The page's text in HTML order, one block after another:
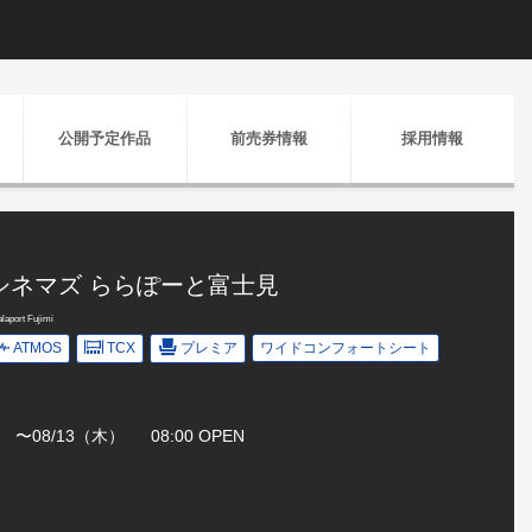
公開予定作品 前売券情報 採用情報
ネマズ ららぽーと富士見
Fujimi
ATMOS TCX プレミア ワイドコンフォートシート
〜08/13（木） 08:00 OPEN